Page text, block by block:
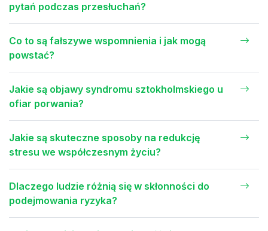
pytań podczas przesłuchań?
Co to są fałszywe wspomnienia i jak mogą
powstać?
Jakie są objawy syndromu sztokholmskiego u
ofiar porwania?
Jakie są skuteczne sposoby na redukcję
stresu we współczesnym życiu?
Dlaczego ludzie różnią się w skłonności do
podejmowania ryzyka?